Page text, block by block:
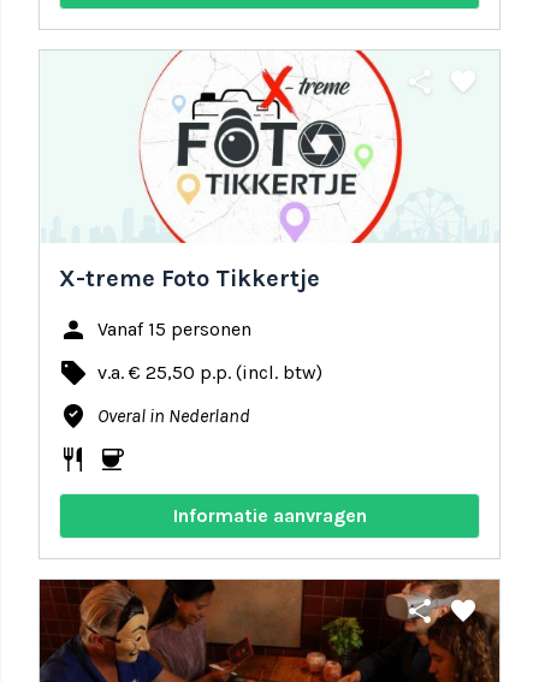
share favorite
X-treme Foto Tikkertje
person Vanaf 15 personen
local_offer v.a. € 25,50 p.p. (incl. btw)
where_to_vote Overal in Nederland
restaurant coffee
Informatie aanvragen
share favorite